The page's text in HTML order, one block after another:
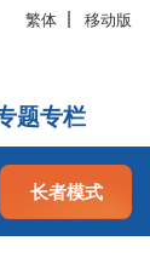
繁体 移动版
题专栏
长者模式